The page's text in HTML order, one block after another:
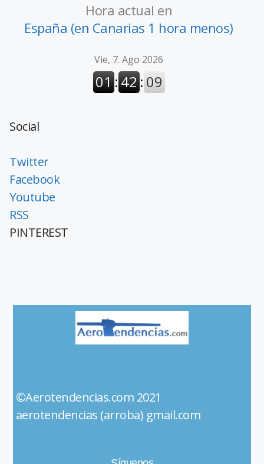
Hora actual en
España (en Canarias 1 hora menos)
Social
Twitter
Facebook
Youtube
RSS
PINTEREST
©Aerotendencias.com 2021
aerotendencias (arroba) gmail.com